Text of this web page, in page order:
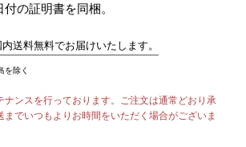
の証明書を同梱。
送料無料でお届けいたします。
を除く
ナンスを行っております。ご注文は通常どおり承
までいつもよりお時間をいただく場合がございま